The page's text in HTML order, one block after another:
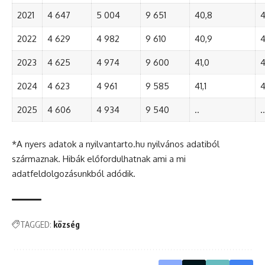
2021 4 647 5 004 9 651 40,8
2022 4 629 4 982 9 610 40,9
2023 4 625 4 974 9 600 41,0
2024 4 623 4 961 9 585 41,1
2025 4 606 4 934 9 540 .. ..
*A nyers adatok a nyilvantarto.hu nyilvános adatiból
származnak. Hibák előfordulhatnak ami a mi
adatfeldolgozásunkból adódik.
TAGGED: község